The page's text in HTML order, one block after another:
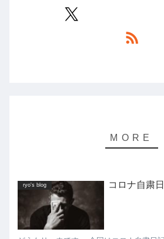
ryo's blog コロナ自粛